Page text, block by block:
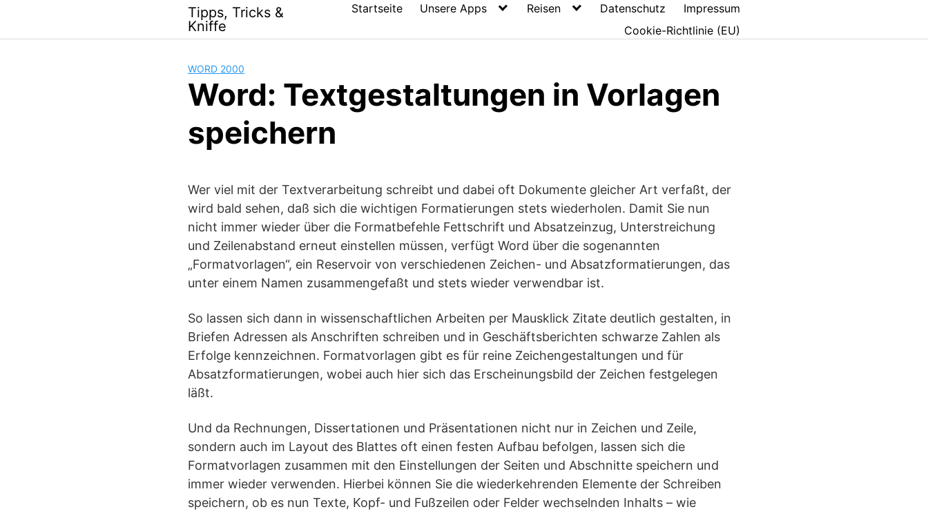
content
Tipps, Tricks &
Kniffe
Startseite Unsere Apps Reisen Datenschutz
Impressum
Cookie-Richtlinie (EU)
WORD 2000
Word: Textgestaltungen in Vorlagen
speichern
Wer viel mit der Textverarbeitung schreibt und dabei oft Dokumente gleicher Art verfaßt, der
wird bald sehen, daß sich die wichtigen Formatierungen stets wiederholen. Damit Sie nun
nicht immer wieder über die Formatbefehle Fettschrift und Absatzeinzug, Unterstreichung
und Zeilenabstand erneut einstellen müssen, verfügt Word über die sogenannten
„Formatvorlagen“, ein Reservoir von verschiedenen Zeichen- und Absatzformatierungen, das
unter einem Namen zusammengefaßt und stets wieder verwendbar ist.
So lassen sich dann in wissenschaftlichen Arbeiten per Mausklick Zitate deutlich gestalten, in
Briefen Adressen als Anschriften schreiben und in Geschäftsberichten schwarze Zahlen als
Erfolge kennzeichnen. Formatvorlagen gibt es für reine Zeichengestaltungen und für
Absatzformatierungen, wobei auch hier sich das Erscheinungsbild der Zeichen festgelegen
läßt.
Und da Rechnungen, Dissertationen und Präsentationen nicht nur in Zeichen und Zeile,
sondern auch im Layout des Blattes oft einen festen Aufbau befolgen, lassen sich die
Formatvorlagen zusammen mit den Einstellungen der Seiten und Abschnitte speichern und
immer wieder verwenden. Hierbei können Sie die wiederkehrenden Elemente der Schreiben
speichern, ob es nun Texte, Kopf- und Fußzeilen oder Felder wechselnden Inhalts – wie